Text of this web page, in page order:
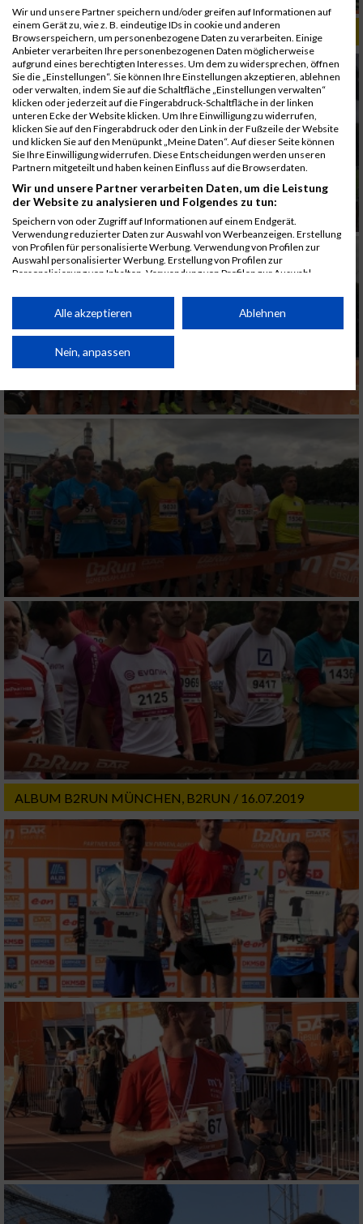
ALBUM B2RUN KÖLN / 05.09.2019
ALBUM B2RUN MÜNCHEN, B2RUN / 16.07.2019
Wir und unsere Partner speichern und/oder greifen auf Informationen auf
einem Gerät zu, wie z. B. eindeutige IDs in cookie und anderen
Browserspeichern, um personenbezogene Daten zu verarbeiten. Einige
Anbieter verarbeiten Ihre personenbezogenen Daten möglicherweise
aufgrund eines berechtigten Interesses. Um dem zu widersprechen, öffnen
Sie die „Einstellungen“. Sie können Ihre Einstellungen akzeptieren, ablehnen
oder verwalten, indem Sie auf die Schaltfläche „Einstellungen verwalten“
klicken oder jederzeit auf die Fingerabdruck-Schaltfläche in der linken
unteren Ecke der Website klicken. Um Ihre Einwilligung zu widerrufen,
klicken Sie auf den Fingerabdruck oder den Link in der Fußzeile der Website
und klicken Sie auf den Menüpunkt „Meine Daten“. Auf dieser Seite können
Sie Ihre Einwilligung widerrufen. Diese Entscheidungen werden unseren
Partnern mitgeteilt und haben keinen Einfluss auf die Browserdaten.
Wir und unsere Partner verarbeiten Daten, um die Leistung
der Website zu analysieren und Folgendes zu tun:
Speichern von oder Zugriff auf Informationen auf einem Endgerät.
Verwendung reduzierter Daten zur Auswahl von Werbeanzeigen. Erstellung
von Profilen für personalisierte Werbung. Verwendung von Profilen zur
Auswahl personalisierter Werbung. Erstellung von Profilen zur
Personalisierung von Inhalten. Verwendung von Profilen zur Auswahl
Performance von Inhalten. Analyse von Zielgruppen durch Statistiken oder
Kombinationen von Daten aus verschiedenen Quellen. Entwicklung und
von Inhalten.
Daten können außerhalb der Europäischen Union weitergegeben und in die
Website/App.
Partnerliste anzeigen (1 IAB-Anbieter)
Wir nutzen Ihre Daten für folgende Zwecke:
IAB-Verarbeitungszwecke:
Speichern von oder Zugriff auf Informationen
auf einem Endgerät
Verwendung reduzierter Daten zur Auswahl
von Werbeanzeigen
Erstellung von Profilen für personalisierte
Werbung
Verwendung von Profilen zur Auswahl
personalisierter Werbung
Erstellung von Profilen zur Personalisierung
von Inhalten
Verwendung von Profilen zur Auswahl
personalisierter Inhalte
Messung der Werbeleistung
Messung der Performance von Inhalten
Analyse von Zielgruppen durch Statistiken
oder Kombinationen von Daten aus
verschiedenen Quellen
Entwicklung und Verbesserung der Angebote
Verwendung reduzierter Daten zur Auswahl
von Inhalten
IAB-Besonderheiten:
Verwendung genauer Standortdaten
Geräte anhand von aktiv angeforderten
Informationen identifizieren
Nicht-IAB-Verarbeitungszwecke:
Notwendig
Alle akzeptieren Ablehnen
Nein, anpassen